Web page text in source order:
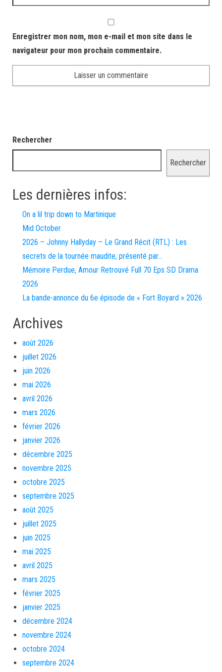
Enregistrer mon nom, mon e-mail et mon site dans le
navigateur pour mon prochain commentaire.
Rechercher
Rechercher
Les dernières infos:
On a lil trip down to Martinique
Mid October
2026 – Johnny Hallyday – Le Grand Récit (RTL) : Les
secrets de la tournée maudite, présenté par…
Mémoire Perdue, Amour Retrouvé Full 70 Eps SD Drama
2026
La bande-annonce du 6e épisode de « Fort Boyard » 2026
Archives
août 2026
juillet 2026
juin 2026
mai 2026
avril 2026
mars 2026
février 2026
janvier 2026
décembre 2025
novembre 2025
octobre 2025
septembre 2025
août 2025
juillet 2025
juin 2025
mai 2025
avril 2025
mars 2025
février 2025
janvier 2025
décembre 2024
novembre 2024
octobre 2024
septembre 2024